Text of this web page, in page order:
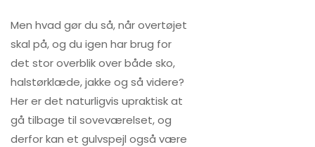
Men hvad gør du så, når overtøjet
skal på, og du igen har brug for
det stor overblik over både sko,
halstørklæde, jakke og så videre?
Her er det naturligvis upraktisk at
gå tilbage til soveværelset, og
derfor kan et gulvspejl også være